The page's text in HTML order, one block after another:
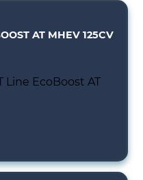
AT MHEV 125CV